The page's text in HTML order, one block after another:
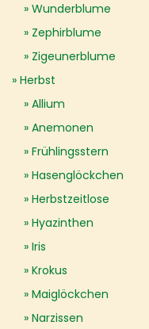
Wunderblume
Zephirblume
Zigeunerblume
Herbst
Allium
Anemonen
Frühlingsstern
Hasenglöckchen
Herbstzeitlose
Hyazinthen
Iris
Krokus
Maiglöckchen
Narzissen